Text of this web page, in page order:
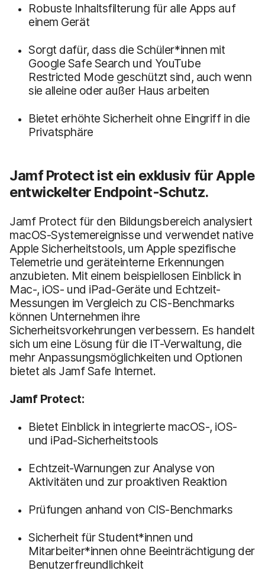
Robuste Inhaltsfilterung für alle Apps auf
einem Gerät
Sorgt dafür, dass die Schüler*innen mit
Google Safe Search und YouTube
Restricted Mode geschützt sind, auch wenn
sie alleine oder außer Haus arbeiten
Bietet erhöhte Sicherheit ohne Eingriff in die
Privatsphäre
Jamf Protect ist ein exklusiv für Apple
entwickelter Endpoint-Schutz.
Jamf Protect für den Bildungsbereich analysiert
macOS-Systemereignisse und verwendet native
Apple Sicherheitstools, um Apple spezifische
Telemetrie und geräteinterne Erkennungen
anzubieten. Mit einem beispiellosen Einblick in
Mac-, iOS- und iPad-Geräte und Echtzeit-
Messungen im Vergleich zu CIS-Benchmarks
können Unternehmen ihre
Sicherheitsvorkehrungen verbessern. Es handelt
sich um eine Lösung für die IT-Verwaltung, die
mehr Anpassungsmöglichkeiten und Optionen
bietet als Jamf Safe Internet.
Jamf Protect:
Bietet Einblick in integrierte macOS-, iOS-
und iPad-Sicherheitstools
Echtzeit-Warnungen zur Analyse von
Aktivitäten und zur proaktiven Reaktion
Prüfungen anhand von CIS-Benchmarks
Sicherheit für Student*innen und
Mitarbeiter*innen ohne Beeinträchtigung der
Benutzerfreundlichkeit